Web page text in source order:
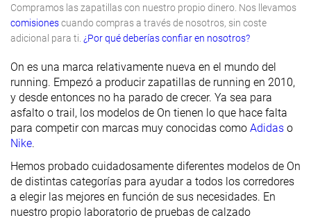
Compramos las zapatillas con nuestro propio dinero. Nos llevamos
comisionescuando compras a través de nosotros, sin coste
adicional para ti. ¿Por qué deberías confiar en nosotros?
On es una marca relativamente nueva en el mundo del
running. Empezó a producir zapatillas de running en 2010,
y desde entonces no ha parado de crecer. Ya sea para
asfalto o trail, los modelos de On tienen lo que hace falta
para competir con marcas muy conocidas como Adidas o
Nike.
Hemos probado cuidadosamente diferentes modelos de On
de distintas categorías para ayudar a todos los corredores
a elegir las mejores en función de sus necesidades. En
nuestro propio laboratorio de pruebas de calzado